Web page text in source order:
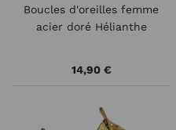
Boucles d'oreilles femme
acier doré Hélianthe
14,90 €